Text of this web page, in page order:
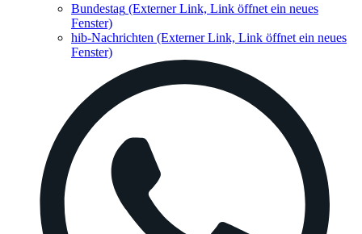
Bundestag (Externer Link, Link öffnet ein neues
Fenster)
hib-Nachrichten (Externer Link, Link öffnet ein neues
Fenster)